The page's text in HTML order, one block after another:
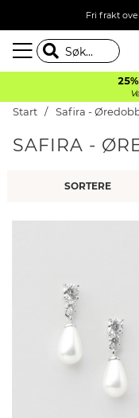
Fri frakt
Start Safira -
SAFIRA -